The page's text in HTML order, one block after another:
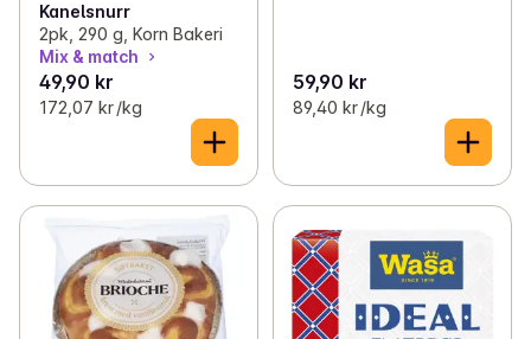
Kanelsnurr
2pk, 290 g, Korn Bakeri
Mix & match
49,90 kr
172,07 kr /kg
59,90 kr
89,40 kr /kg